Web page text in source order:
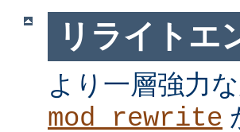
リライトエ
より一層強力
mod_rewrite